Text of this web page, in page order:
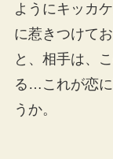
ようにキッカ
に惹きつけて
と、相手は、
る…これが恋
うか。